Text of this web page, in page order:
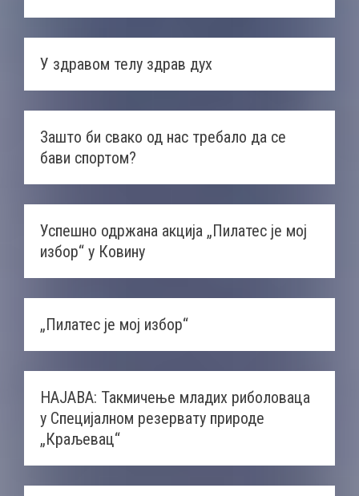
У здравом телу здрав дух
Зашто би свако од нас требало да се
бави спортом?
Успешно одржана акција „Пилатес је мој
избор“ у Ковину
„Пилатес је мој избор“
НАЈАВА: Такмичење младих риболоваца
у Специјалном резервату природе
„Краљевац“